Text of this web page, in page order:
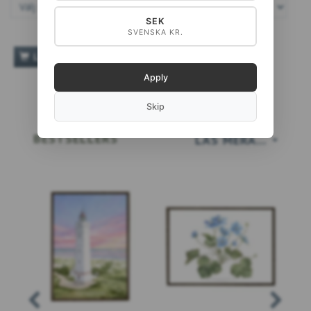
LÄS MERA…
BESTSELLERS
SEK
SVENSKA KR.
Apply
Skip